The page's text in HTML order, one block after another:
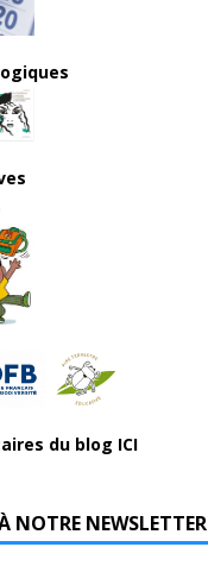
du blog ICI
NOTRE NEWSLETTER